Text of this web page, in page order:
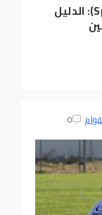
التدليك الرياضي (Sports Massage): الدليل
0